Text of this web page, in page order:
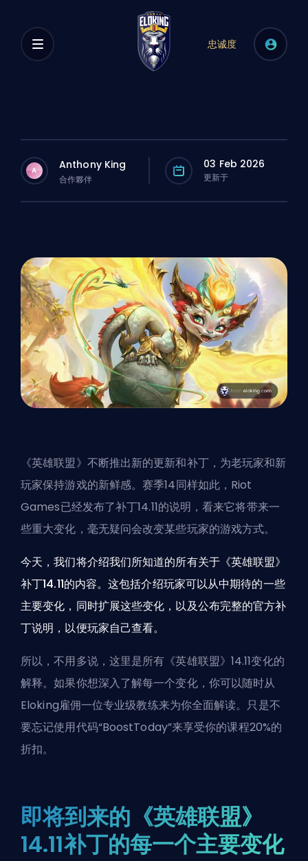
忠诚度
A Anthony King
合作夥伴
03 Feb 2026
更新于
《英雄联盟》不断推出新的更新和补丁，为老玩家和新
玩家保持游戏的新鲜感。赛季14同样如此，Riot
Games已经发布了补丁14.11的说明，看来它将带来一
些重大变化，毫无疑问会改变某些玩家的游戏方式。
今天，我们将介绍我们所知道的所有关于《英雄联盟》
补丁14.11的内容。这包括介绍玩家可以从中期待的一些
主要变化，同时扩展这些变化，以及公布完整的官方补
丁说明，以便玩家自己查看。
所以，不用多说，这里是所有《英雄联盟》14.11变化的
解释。如果你想深入了解每一个变化，你可以随时从
Eloking雇佣一位专业级教练来为你全面解读。只是不
要忘记使用代码“BoostToday”来享受你的课程20%的
折扣。
即将到来的《英雄联盟》
14.11补丁的每一个主要变化